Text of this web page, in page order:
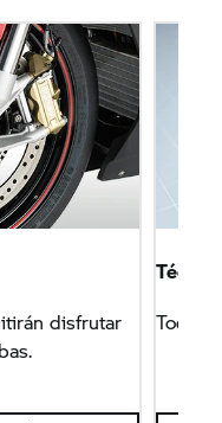
disfrutar
Todo